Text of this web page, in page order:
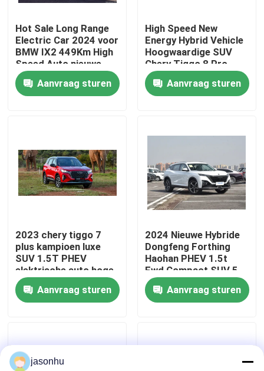
Thuis
Producten
Kwaliteitscontrole
Vraag een offerte aan
gebruikte auto's
Grote Elektrische Auto's
Hot Sale Long Range
Electric Car 2024 voor
BMW IX2 449Km High
Speed Auto nieuwe
energie auto
Aanvraag sturen
High Speed New
Energy Hybrid Vehicle
Hoogwaardige SUV
Chery Tiggo 8 Pro
Aanvraag sturen
2023 chery tiggo 7
plus kampioen luxe
SUV 1.5T PHEV
elektrische auto hoge
snelheid 3DHT 5
zitplaatsen cheery
tiggo 7pro hybride
Aanvraag sturen
2024 Nieuwe Hybride
Dongfeng Forthing
Haohan PHEV 1.5t
Fwd Compact SUV 5
zitplaatsen Hybride
elektrische benzine
voertuig
Aanvraag sturen
jasonhu